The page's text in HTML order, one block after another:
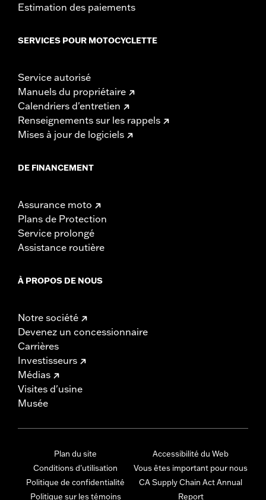
Estimation des paiements
SERVICES POUR MOTOCYCLETTE
Service autorisé
Manuels du propriétaire
Calendriers d'entretien
Renseignements sur les rappels
Mises à jour de logiciels
DE FINANCEMENT
Assurance moto
Plans de Protection
Service prolongé
Assistance routière
À PROPOS DE NOUS
Notre société
Devenez un concessionnaire
Carrières
Investisseurs
Médias
Visites d'usine
Musée
Plan du site
Conditions d'utilisation
Politique de confidentialité
Politique sur les témoins
Accessibilité du Web
Vous êtes important pour nous
CA Supply Chain Act Annual
Report